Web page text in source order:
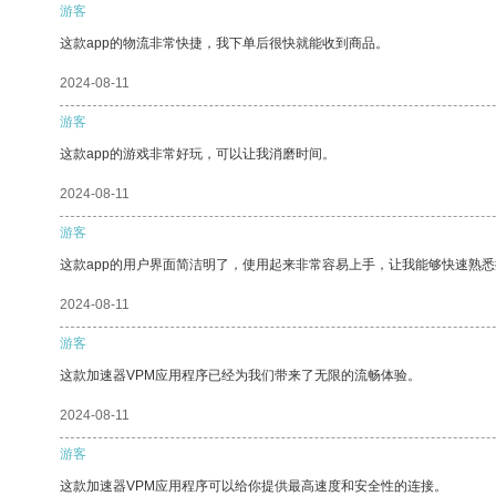
游客
这款app的物流非常快捷，我下单后很快就能收到商品。
2024-08-11
游客
这款app的游戏非常好玩，可以让我消磨时间。
2024-08-11
游客
这款app的用户界面简洁明了，使用起来非常容易上手，让我能够快速熟
2024-08-11
游客
这款加速器VPM应用程序已经为我们带来了无限的流畅体验。
2024-08-11
游客
这款加速器VPM应用程序可以给你提供最高速度和安全性的连接。